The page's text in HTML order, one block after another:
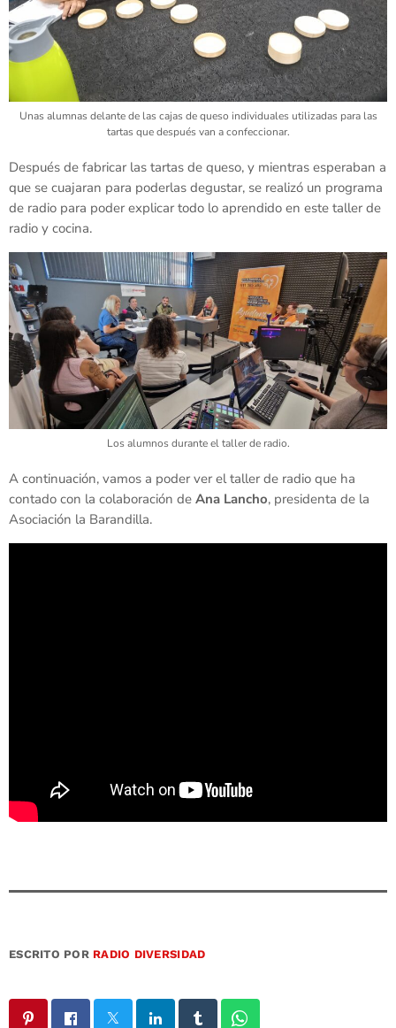
Unas alumnas delante de las cajas de queso individuales utilizadas para las
tartas que después van a confeccionar.
Después de fabricar las tartas de queso, y mientras esperaban a
que se cuajaran para poderlas degustar, se realizó un programa
de radio para poder explicar todo lo aprendido en este taller de
radio y cocina.
Los alumnos durante el taller de radio.
A continuación, vamos a poder ver el taller de radio que ha
contado con la colaboración de Ana Lancho, presidenta de la
Asociación la Barandilla.
ESCRITO POR RADIO DIVERSIDAD